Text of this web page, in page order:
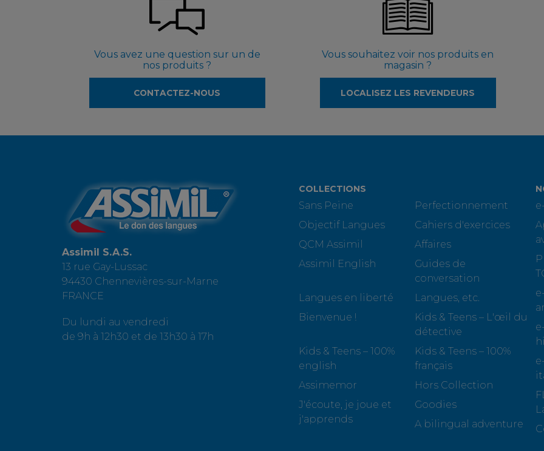
Vous avez une question sur un de
nos produits ?
CONTACTEZ-NOUS
Vous souhaitez voir nos produits en
magasin ?
LOCALISEZ LES REVENDEURS
Assimil S.A.S.
13 rue Gay-Lussac
94430 Chennevières-sur-Marne
FRANCE
Du lundi au vendredi
de 9h à 12h30 et de 13h30 à 17h
COLLECTIONS
Sans Peine
Perfectionnement
Objectif Langues
Cahiers d'exercices
QCM Assimil
Affaires
Assimil English
Guides de
conversation
Langues en liberté
Langues, etc.
Bienvenue !
Kids & Teens – L'œil du
détective
Kids & Teens – 100%
english
Kids & Teens – 100%
français
Assimemor
Hors Collection
J'écoute, je joue et
j'apprends
Goodies
A bilingual adventure